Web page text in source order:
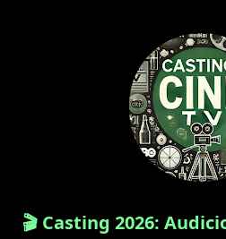
🎬 Casting 2026: